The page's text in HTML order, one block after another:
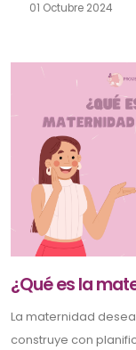
01 Octubre 2024
¿Qué es la
La maternidad
construye con